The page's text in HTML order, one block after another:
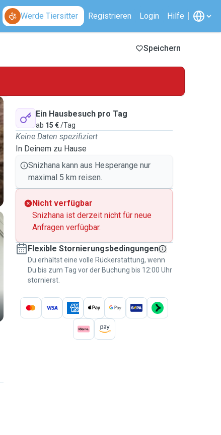
Werde Tiersitter Registrieren Login Hilfe
Speichern
Ein Hausbesuch pro Tag
ab 15 €/Tag
Keine Daten spezifiziert
In Deinem zu Hause
Snizhana kann aus Hesperange nur
maximal 5 km reisen.
Nicht verfügbar
Snizhana ist derzeit nicht für neue
Anfragen verfügbar.
Flexible Stornierungsbedingungen
Du erhältst eine volle Rückerstattung, wenn
Du bis zum Tag vor der Buchung bis 12:00 Uhr
stornierst.